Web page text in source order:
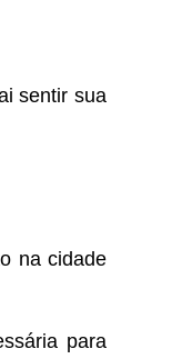
sentir sua
na cidade
para